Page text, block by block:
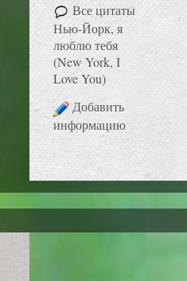
Все цитаты
Нью-Йорк, я
люблю тебя
(New York, I
Love You)
Добавить
информацию